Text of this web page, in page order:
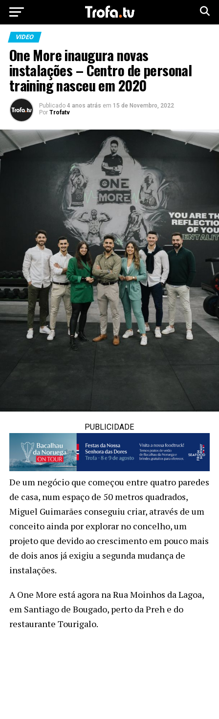
VIDEO
One More inaugura novas
instalações – Centro de personal
training nasceu em 2020
Publicado 4 anos atrás em 15 de Novembro, 2022
Por Trofatv
PUBLICIDADE
De um negócio que começou entre quatro paredes
de casa, num espaço de 50 metros quadrados,
Miguel Guimarães conseguiu criar, através de um
conceito ainda por explorar no concelho, um
projeto que devido ao crescimento em pouco mais
de dois anos já exigiu a segunda mudança de
instalações.
A One More está agora na Rua Moinhos da Lagoa,
em Santiago de Bougado, perto da Preh e do
restaurante Tourigalo.